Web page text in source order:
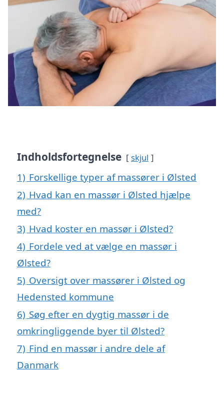
Indholdsfortegnelse skjul
1) Forskellige typer af massører i Ølsted
2) Hvad kan en massør i Ølsted hjælpe
med?
3) Hvad koster en massør i Ølsted?
4) Fordele ved at vælge en massør i
Ølsted?
5) Oversigt over massører i Ølsted og
Hedensted kommune
6) Søg efter en dygtig massør i de
omkringliggende byer til Ølsted?
7) Find en massør i andre dele af
Danmark